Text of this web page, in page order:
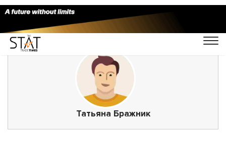
Татьяна Бражник